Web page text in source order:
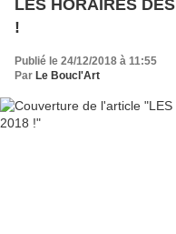
LES HORAIRES
!
Publié le 24/12/2018 à 11:55
Par Le Boucl'Art